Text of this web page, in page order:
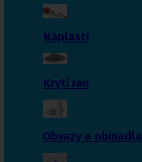
Náplasti
Krytí ran
Obvazy a obinadla